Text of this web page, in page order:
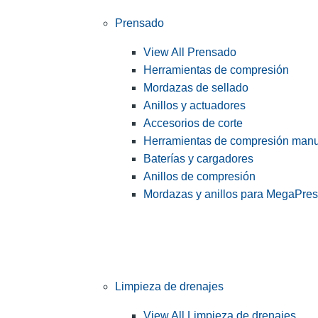
Prensado
View All Prensado
Herramientas de compresión
Mordazas de sellado
Anillos y actuadores
Accesorios de corte
Herramientas de compresión
Baterías y cargadores
Anillos de compresión
Mordazas y anillos para
Limpieza de drenajes
View All Limpieza de drenajes